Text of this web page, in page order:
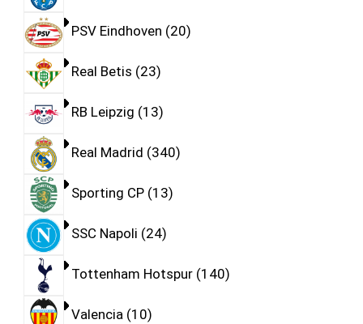
PSV Eindhoven 20
Real Betis 23
RB Leipzig 13
Real Madrid 340
Sporting CP 13
SSC Napoli 24
Tottenham Hotspur 140
Valencia 10